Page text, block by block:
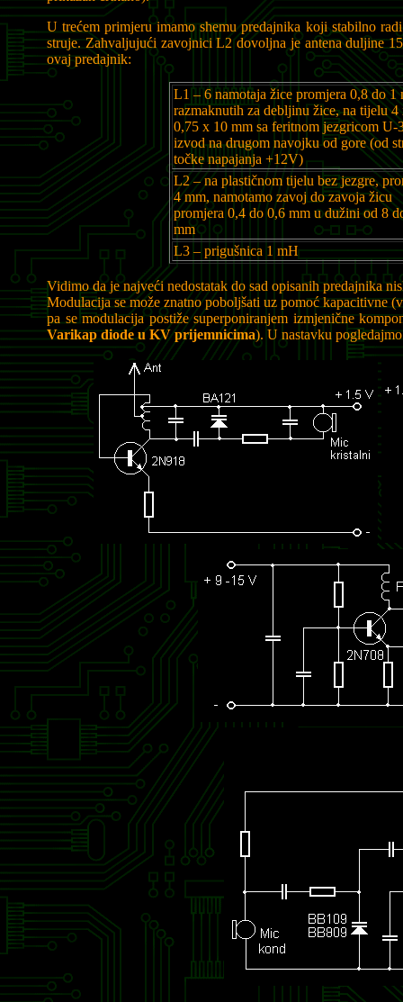
U trećem primjeru imamo shemu predajnika koji stabilno
struje. Zahvaljujući zavojnici L2 dovoljna je antena duljine
ovaj predajnik:
L1 – 6 namotaja žice promjera 0,8 do 1
razmaknutih za debljinu žice, na tijelu 4
0,75 x 10 mm sa feritnom jezgricom U-
izvod na drugom navojku od gore (od
točke napajanja +12V)
L2 – na plastičnom tijelu bez jezgre,
4 mm, namotamo zavoj do zavoja žicu
promjera 0,4 do 0,6 mm u dužini od 8
mm
L3 – prigušnica 1 mH
Vidimo da je najveći nedostatak do sad opisanih predajnika
Modulacija se može znatno poboljšati uz pomoć kapacitivne
pa se modulacija postiže superponiranjem izmjenične
Varikap diode u KV prijemnicima). U nastavku